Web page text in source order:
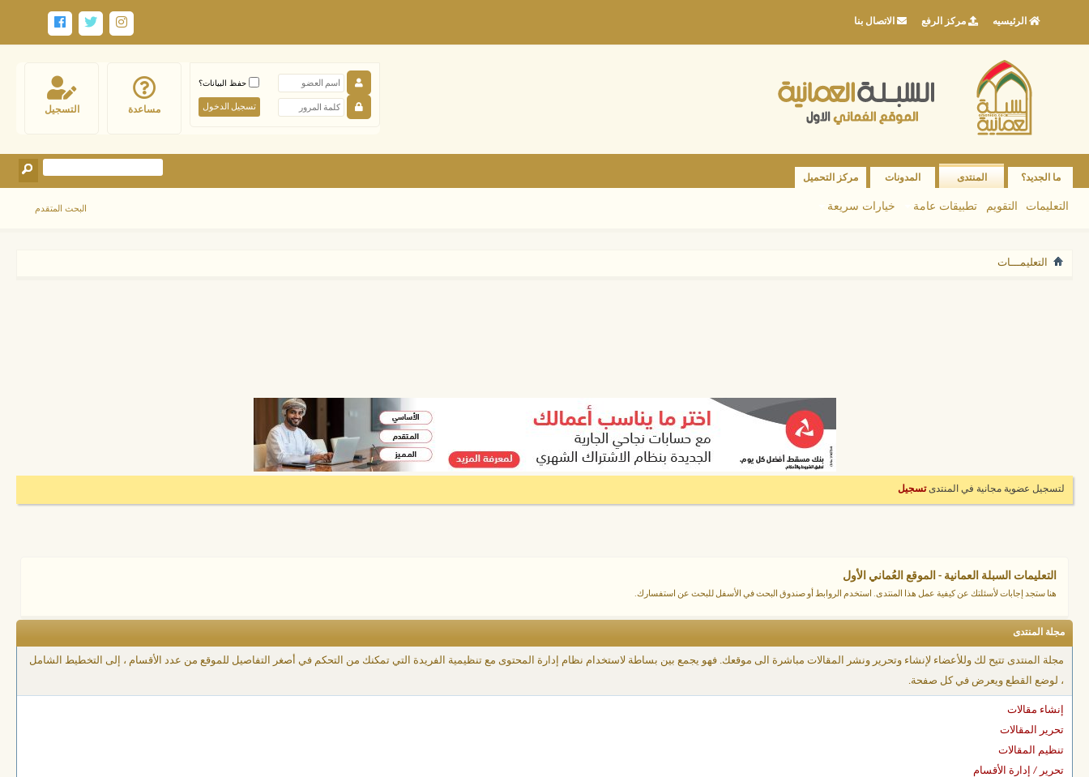
الرئيسيه مركز الرفع الاتصال بنا
التسجيل مساعدة
حفظ البيانات؟
ما الجديد؟ المنتدى
التعليمات التقويم تطبيقات عامة خيارات سريعة
المدونات مركز التحميل
البحث المتقدم
التعليمـــات
لتسجيل عضوية مجانية في المنتدىتسجيل
التعليمات السبلة العمانية - الموقع العُماني الأول
هنا ستجد إجابات لأسئلتك عن كيفية عمل هذا المنتدى. استخدم الروابط أو صندوق البحث في الأسفل للبحث عن استفسارك.
مجلة المنتدى
مجلة المنتدى تتيح لك وللأعضاء لإنشاء وتحرير ونشر المقالات مباشرة الى موقعك. فهو يجمع بين بساطة لاستخدام نظام إدارة المحتوى مع تنظيمية الفريدة التي تمكنك من التحكم في أصغر التفاصيل للموقع من عدد الأقسام ، إلى التخطيط الشامل
، لوضع القطع ويعرض في كل صفحة.
إنشاء مقالات
تحرير المقالات
تنظيم المقالات
تحرير / إدارة الأقسام